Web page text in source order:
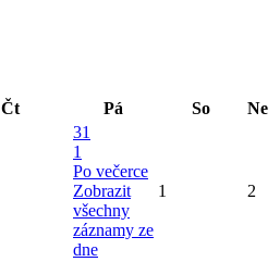
Čt Pá So Ne
31
1
Po večerce
Zobrazit
všechny
záznamy ze
dne
1 2